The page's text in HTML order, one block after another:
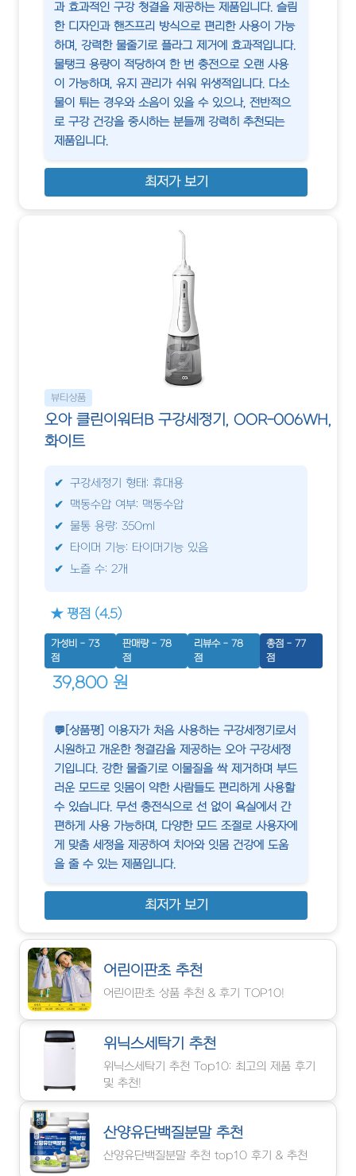
과 효과적인 구강 청결을 제공하는 제품입니다. 슬림
한 디자인과 핸즈프리 방식으로 편리한 사용이 가능
하며, 강력한 물줄기로 플라그 제거에 효과적입니다.
물탱크 용량이 적당하여 한 번 충전으로 오랜 사용
이 가능하며, 유지 관리가 쉬워 위생적입니다. 다소
물이 튀는 경우와 소음이 있을 수 있으나, 전반적으
로 구강 건강을 중시하는 분들께 강력히 추천되는
제품입니다.
최저가 보기
뷰티상품
오아 클린이워터B 구강세정기, OOR-006WH,
화이트
구강세정기 형태: 휴대용
맥동수압 여부: 맥동수압
물통 용량: 350ml
타이머 기능: 타이머기능 있음
노즐 수: 2개
★ 평점 (4.5)
가성비 - 73
점
판매량 - 78
점
리뷰수 - 78
점
총점 - 77
점
39,800 원
💬[상품평] 이용자가 처음 사용하는 구강세정기로서
시원하고 개운한 청결감을 제공하는 오아 구강세정
기입니다. 강한 물줄기로 이물질을 싹 제거하며 부드
러운 모드로 잇몸이 약한 사람들도 편리하게 사용할
수 있습니다. 무선 충전식으로 선 없이 욕실에서 간
편하게 사용 가능하며, 다양한 모드 조절로 사용자에
게 맞춤 세정을 제공하여 치아와 잇몸 건강에 도움
을 줄 수 있는 제품입니다.
최저가 보기
어린이판초 추천
어린이판초 상품 추천 & 후기 TOP10!
위닉스세탁기 추천
위닉스세탁기 추천 Top10: 최고의 제품 후기
및 추천!
산양유단백질분말 추천
산양유단백질분말 추천 top10 후기 & 추천